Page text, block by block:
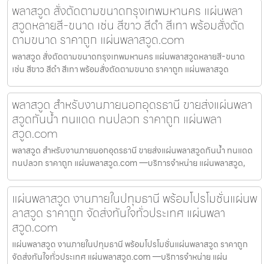
พลาสวูด สั่งตัดตามขนาดกรุงเทพมหานคร แผ่นพลา
สวูดหลายสี-ขนาด เช่น สีขาว สีดำ สีเทา พร้อมสั่งตัด
ตามขนาด ราคาถูก แผ่นพลาสวูด.com
พลาสวูด สั่งตัดตามขนาดกรุงเทพมหานคร แผ่นพลาสวูดหลายสี-ขนาด
เช่น สีขาว สีดำ สีเทา พร้อมสั่งตัดตามขนาด ราคาถูก แผ่นพลาสวูด
พลาสวูด สำหรับงานภายนอกอุดรธานี ขายส่งแผ่นพลา
สวูดกันน้ำ ทนแดด ทนปลวก ราคาถูก แผ่นพลา
สวูด.com
พลาสวูด สำหรับงานภายนอกอุดรธานี ขายส่งแผ่นพลาสวูดกันน้ำ ทนแดด
ทนปลวก ราคาถูก แผ่นพลาสวูด.com —บริการจำหน่าย แผ่นพลาสวูด,
แผ่นพลาสวูด งานภายในปทุมธานี พร้อมโปรโมชั่นแผ่นพ
ลาสวูด ราคาถูก จัดส่งทันใจทั่วประเทศ แผ่นพลา
สวูด.com
แผ่นพลาสวูด งานภายในปทุมธานี พร้อมโปรโมชั่นแผ่นพลาสวูด ราคาถูก
จัดส่งทันใจทั่วประเทศ แผ่นพลาสวูด.com —บริการจำหน่าย แผ่น